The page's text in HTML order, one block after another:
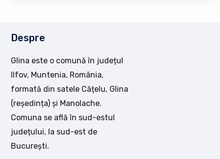
Despre
Glina este o comună în județul
Ilfov, Muntenia, România,
formată din satele Cățelu, Glina
(reședința) și Manolache.
Comuna se află în sud-estul
județului, la sud-est de
București.